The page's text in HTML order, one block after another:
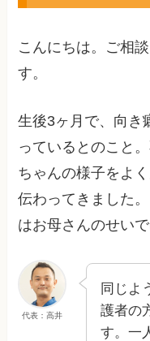
こんにちは。ご相
す。
生後3ヶ月で、向き
っているとのこと
ちゃんの様子をよ
伝わってきました
はお母さんのせい
代表：高井
同じよ
護者の
す。一